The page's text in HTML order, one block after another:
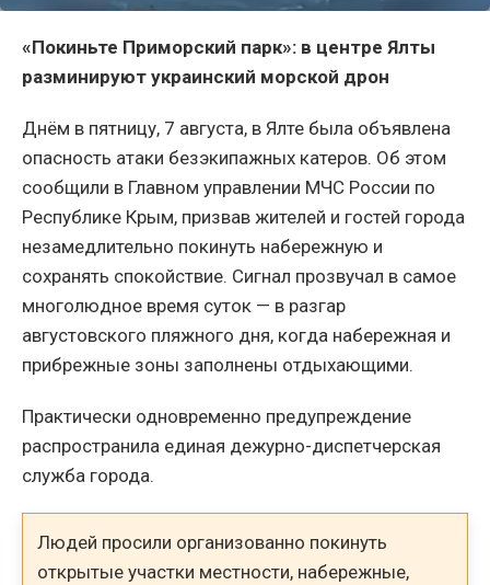
«Покиньте Приморский парк»: в центре Ялты
разминируют украинский морской дрон
Днём в пятницу, 7 августа, в Ялте была объявлена
опасность атаки безэкипажных катеров. Об этом
сообщили в Главном управлении МЧС России по
Республике Крым, призвав жителей и гостей города
незамедлительно покинуть набережную и
сохранять спокойствие. Сигнал прозвучал в самое
многолюдное время суток — в разгар
августовского пляжного дня, когда набережная и
прибрежные зоны заполнены отдыхающими.
Практически одновременно предупреждение
распространила единая дежурно-диспетчерская
служба города.
Людей просили организованно покинуть
открытые участки местности, набережные,